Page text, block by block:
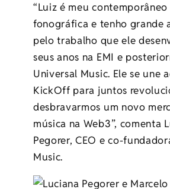
“Luiz é meu
fonográfica e tenho grande
pelo trabalho que ele
seus anos na EMI e
Universal Music. Ele se une
KickOff para juntos
desbravarmos um novo
música na Web3”, comenta
Pegorer, CEO e co-
Music.